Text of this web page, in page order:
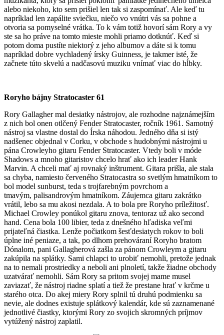
alebo niekoho, kto sem prišiel len tak si zaspomínať. Ale keď tu
napríklad len zapálite sviečku, niečo vo vnútri vás sa pohne a
otvoria sa pomyselné vrátka. To k vám totiž hovorí sám Rory a vy
ste sa ho práve na tomto mieste mohli priamo dotknúť. Keď si
potom doma pustíte niektorý z jeho albumov a dáte si k tomu
napríklad dobre vychladený írsky Guinness, je takmer isté, že
začnete túto skvelú a nadčasovú muziku vnímať viac do hĺbky.
Roryho bájny Stratocaster 61
Rory Gallagher mal desiatky nástrojov, ale rozhodne najznámejším
z nich bol onen otlčený Fender Stratocaster, ročník 1961. Samotný
nástroj sa vlastne dostal do Írska náhodou. Jedného dňa si istý
nadšenec objednal v Corku, v obchode s hudobnými nástrojmi u
pána Crowleyho gitaru Fender Stratocaster. Vtedy boli v móde
Shadows a mnoho gitaristov chcelo hrať ako ich leader Hank
Marvin. A chceli mať aj rovnaký inštrument. Gitara prišla, ale stala
sa chyba, namiesto červeného Stratocastra so svetlým hmatníkom to
bol model sunburst, teda s trojfarebným povrchom a
tmavým, palisandrovým hmatníkom. Záujemca gitaru zakrátko
vrátil, lebo sa mu akosi nezdala. A to bola pre Roryho príležitosť.
Michael Crowley ponúkol gitaru znova, tentoraz už ako second
hand. Cena bola 100 libier, teda z dnešného hľadiska veľmi
prijateľná čiastka. Lenže počiatkom šesťdesiatych rokov to boli
úplne iné peniaze, a tak, po dlhom prehováraní Roryho bratom
Dónalom, pani Gallagherová zašla za pánom Crowleym a gitaru
zakúpila na splátky. Sami chlapci to urobiť nemohli, pretože jednak
na to nemali prostriedky a neboli ani plnoletí, takže žiadne obchody
uzatvárať nemohli. Sám Rory sa pritom svojej mame musel
zaviazať, že nástroj riadne splatí a tiež že prestane hrať v krčme u
starého otca. Do akej miery Rory splnil tú druhú podmienku sa
nevie, ale dodnes existuje splátkový kalendár, kde sú zaznamenané
jednotlivé čiastky, ktorými Rory zo svojich skromných príjmov
vytúžený nástroj zaplatil.